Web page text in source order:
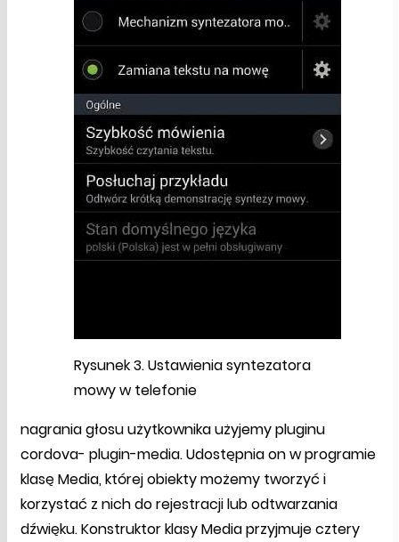
Rysunek 3. Ustawienia syntezatora
mowy w telefonie
nagrania głosu użytkownika użyjemy pluginu
cordova- plugin-media. Udostępnia on w programie
klasę Media, której obiekty możemy tworzyć i
korzystać z nich do rejestracji lub odtwarzania
dźwięku. Konstruktor klasy Media przyjmuje cztery